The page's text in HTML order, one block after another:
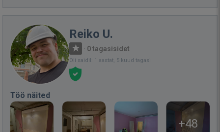
Reiko U.
· 0 tagasisidet
Oli saidil: 1 aastat, 5 kuud tagasi
Töö näited
+48